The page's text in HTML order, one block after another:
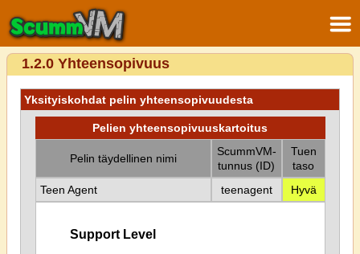
1.2.0 Yhteensopivuus
Yksityiskohdat pelin yhteensopivuudesta
Pelien yhteensopivuuskartoitus
Pelin täydellinen nimi
ScummVM-
tunnus (ID)
Tuen
taso
Teen Agent
teenagent Hyvä
Support Level